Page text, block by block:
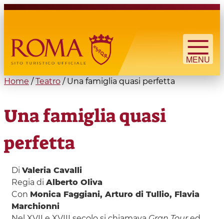
Skip to main content
Search form
Búsqueda
Home / Teatro / Una famiglia quasi perfetta
Una famiglia quasi
perfetta
DiValeria Cavalli
Regia diAlberto Oliva
Con Monica Faggiani, Arturo di Tullio, Flavia
Marchionni